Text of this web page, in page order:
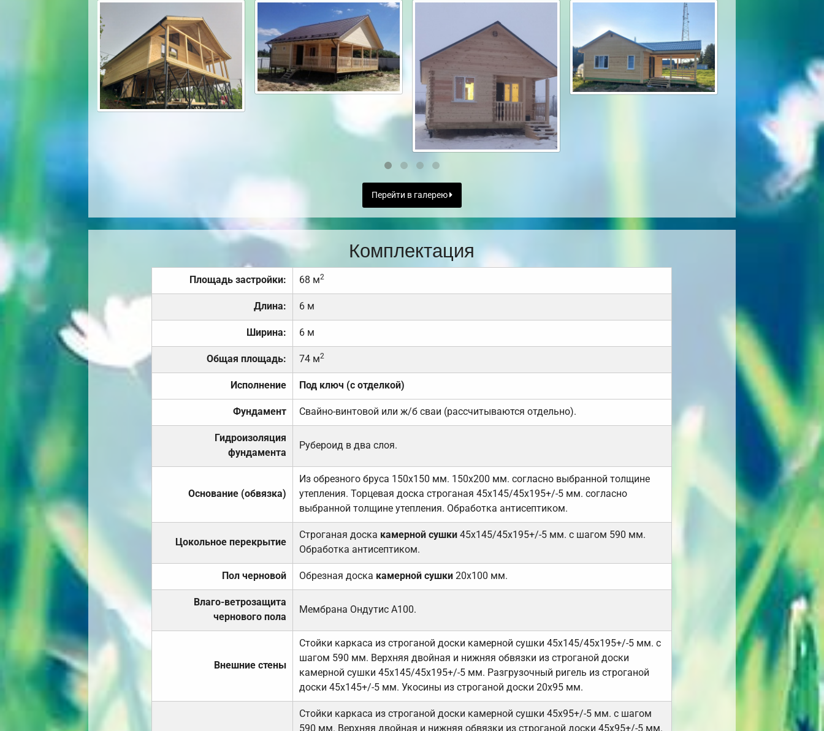
Перейти в галерею
Комплектация
Площадь застройки: 68 м2
Длина: 6 м
Ширина: 6 м
Общая площадь: 74 м2
Исполнение Под ключ (с отделкой)
Фундамент Свайно-винтовой или ж/б сваи (рассчитываются отдельно).
Гидроизоляция
фундамента
Рубероид в два слоя.
Основание (обвязка)
Из обрезного бруса 150х150 мм. 150х200 мм. согласно выбранной толщине
утепления. Торцевая доска строганая 45х145/45х195+/-5 мм. согласно
выбранной толщине утепления. Обработка антисептиком.
Цокольное перекрытие
Строганая доска камерной сушки 45х145/45х195+/-5 мм. с шагом 590 мм.
Обработка антисептиком.
Пол черновой Обрезная доска камерной сушки20х100 мм.
Влаго-ветрозащита
чернового пола
Мембрана Ондутис А100.
Внешние стены
Стойки каркаса из строганой доски камерной сушки 45х145/45х195+/-5 мм. с
шагом 590 мм. Верхняя двойная и нижняя обвязки из строганой доски
камерной сушки 45х145/45х195+/-5 мм. Разгрузочный ригель из строганой
доски 45х145+/-5 мм. Укосины из строганой доски 20х95 мм.
Стойки каркаса из строганой доски камерной сушки 45х95+/-5 мм. с шагом
590 мм. Верхняя двойная и нижняя обвязки из строганой доски 45х95+/-5 мм.